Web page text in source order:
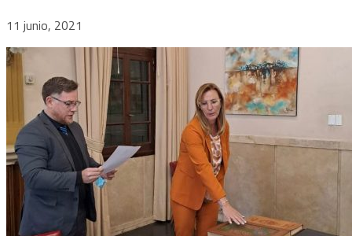
11 junio, 2021